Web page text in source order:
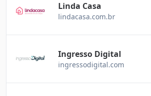
Linda Casa
lindacasa.com.br
Ingresso Digital
ingressodigital.com